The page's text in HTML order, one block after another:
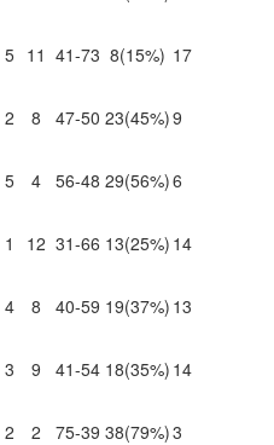
5 11 41-73 8(15%) 17
2 8 47-50 23(45%)9
5 4 56-48 29(56%)6
1 12 31-66 13(25%) 14
4 8 40-59 19(37%) 13
3 9 41-54 18(35%) 14
2 2 75-39 38(79%)3